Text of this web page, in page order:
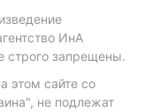
ИнА
строго запрещены.
этом сайте со
не подлежат